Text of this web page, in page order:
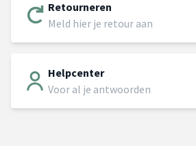
Retourneren
Meld hier je retour aan
Helpcenter
Voor al je antwoorden